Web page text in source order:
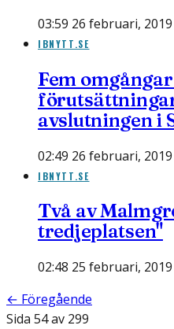
03:59 26 februari, 2019
IBNYTT.SE
Fem
avslutningen i
02:49 26 februari, 2019
IBNYTT.SE
Två av
tredjeplatsen"
02:48 25 februari, 2019
← Föregående
Sida 54av 299